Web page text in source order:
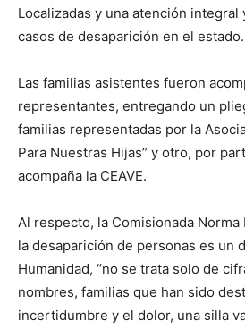
Localizadas y una atención integral
casos de desaparición en el estado.
Las familias asistentes fueron
representantes, entregando un
familias representadas por la
Para Nuestras Hijas” y otro, por
acompaña la CEAVE.
Al respecto, la Comisionada
la desaparición de personas es un
Humanidad, “no se trata solo de
nombres, familias que han sido
incertidumbre y el dolor, una silla